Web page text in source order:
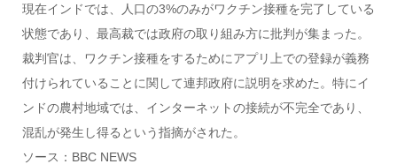
現在インドでは、人口の3%のみがワクチン接種を完了している
状態であり、最高裁では政府の取り組み方に批判が集まった。
裁判官は、ワクチン接種をするためにアプリ上での登録が義務
付けられていることに関して連邦政府に説明を求めた。特にイ
ンドの農村地域では、インターネットの接続が不完全であり、
混乱が発生し得るという指摘がされた。
ソース：BBC NEWS